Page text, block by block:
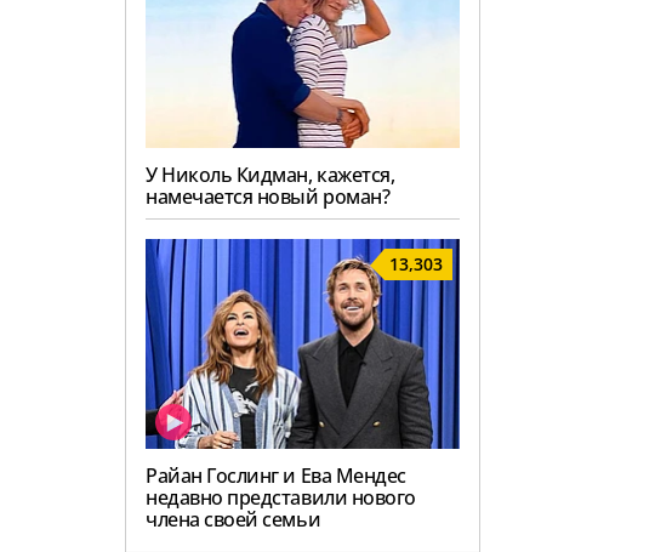
У Николь Кидман, кажется,
намечается новый роман?
13,303
Райан Гослинг и Ева Мендес
недавно представили нового
члена своей семьи